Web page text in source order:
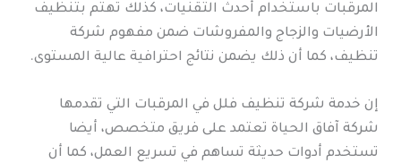
المرقبات باستخدام أحدث التقنيات، كذلك تهتم بتنظيف
الأرضيات والزجاج والمفروشات ضمن مفهوم شركة
تنظيف، كما أن ذلك يضمن نتائج احترافية عالية المستوى.
إن خدمة شركة تنظيف فلل في المرقبات التي تقدمها
شركة آفاق الحياة تعتمد على فريق متخصص، أيضا
تستخدم أدوات حديثة تساهم في تسريع العمل، كما أن